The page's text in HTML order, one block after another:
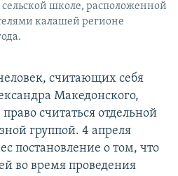
школе, расположенной
калашей регионе
считающих себя
Македонского,
считаться отдельной
группой. 4 апреля
постановление о том, что
во время проведения